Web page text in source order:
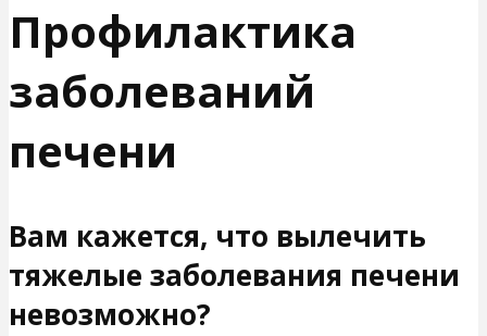
Профилактика
заболеваний
печени
Вам кажется, что вылечить
тяжелые заболевания печени
невозможно?